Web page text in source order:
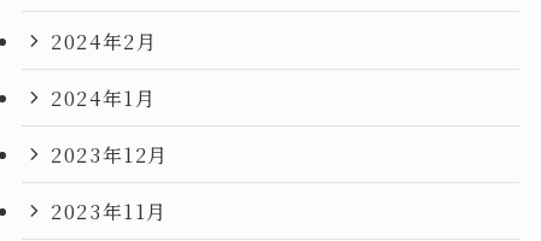
2024年2月
2024年1月
2023年12月
2023年11月